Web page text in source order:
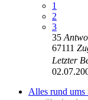
1
2
3
35
67111
Letzter
Alles rund ums